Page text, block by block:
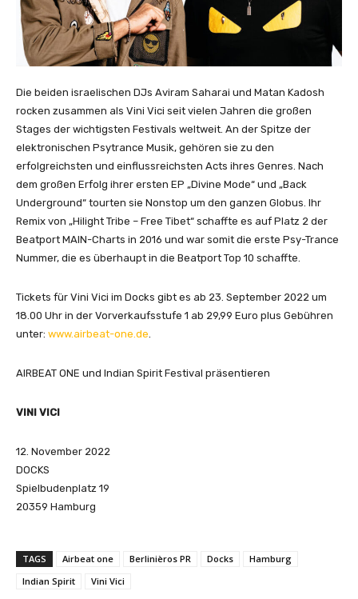
Die beiden israelischen DJs Aviram Saharai und Matan Kadosh
rocken zusammen als Vini Vici seit vielen Jahren die großen
Stages der wichtigsten Festivals weltweit. An der Spitze der
elektronischen Psytrance Musik, gehören sie zu den
erfolgreichsten und einflussreichsten Acts ihres Genres. Nach
dem großen Erfolg ihrer ersten EP „Divine Mode“ und „Back
Underground“ tourten sie Nonstop um den ganzen Globus. Ihr
Remix von „Hilight Tribe – Free Tibet“ schaffte es auf Platz 2 der
Beatport MAIN-Charts in 2016 und war somit die erste Psy-Trance
Nummer, die es überhaupt in die Beatport Top 10 schaffte.
Tickets für Vini Vici im Docks gibt es ab 23. September 2022 um
18.00 Uhr in der Vorverkaufsstufe 1 ab 29,99 Euro plus Gebühren
unter: www.airbeat-one.de.
AIRBEAT ONE und Indian Spirit Festival präsentieren
VINI VICI
12. November 2022
DOCKS
Spielbudenplatz 19
20359 Hamburg
TAGS Airbeat one Berlinièros PR Docks
Hamburg
Indian Spirit
Vini Vici